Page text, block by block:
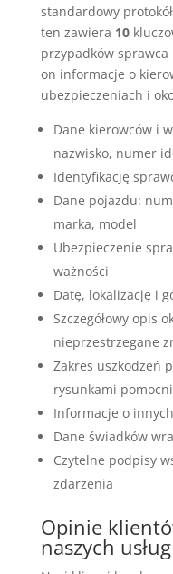
standardowy
ten zawiera 10
przypadków sprawca
on informacje o
ubezpieczeniach i
Dane kierowców i
nazwisko, numer
Identyfikację
Dane pojazdu:
marka, model
Ubezpieczenie
ważności
Datę, lokalizację i
Szczegółowy opis
nieprzestrzegane
Zakres uszkodzeń
rysunkami
Informacje o
Dane świadków
Czytelne podpisy
zdarzenia
Opinie
naszych usług